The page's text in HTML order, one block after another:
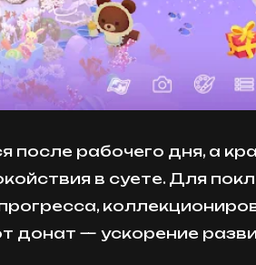
рабочего дня, а
в суете. Для
донат — ускорение